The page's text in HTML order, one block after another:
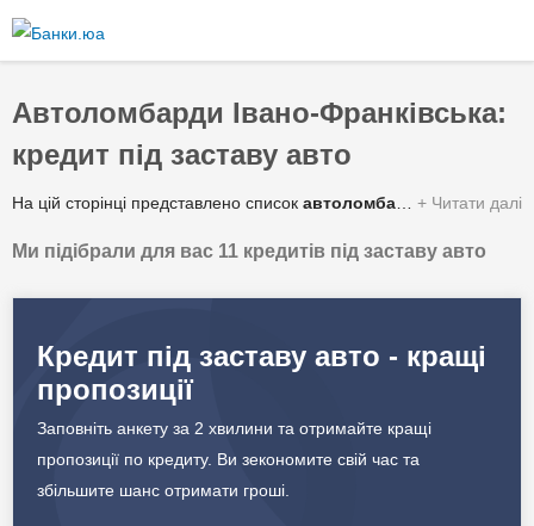
основного
Автоломбарди Івано-Франківська:
кредит під заставу авто
На цій сторінці представлено список автоломбардів Івано-Франківська
Зведена таблиця умов за якими можна отримати гроші під заставу автомобіля або спецтехніки від автоломбардів у Івано-Франківську:
✔️ Процентна ставка
✔️ Строк кредитування 1 - 5 років
Читати далі
Ми підібрали для вас 11 кредитів під заставу авто
Кредит під заставу авто - кращі
пропозиції
Заповніть анкету за 2 хвилини та отримайте кращі
пропозиції по кредиту. Ви зекономите свій час та
збільшите шанс отримати гроші.